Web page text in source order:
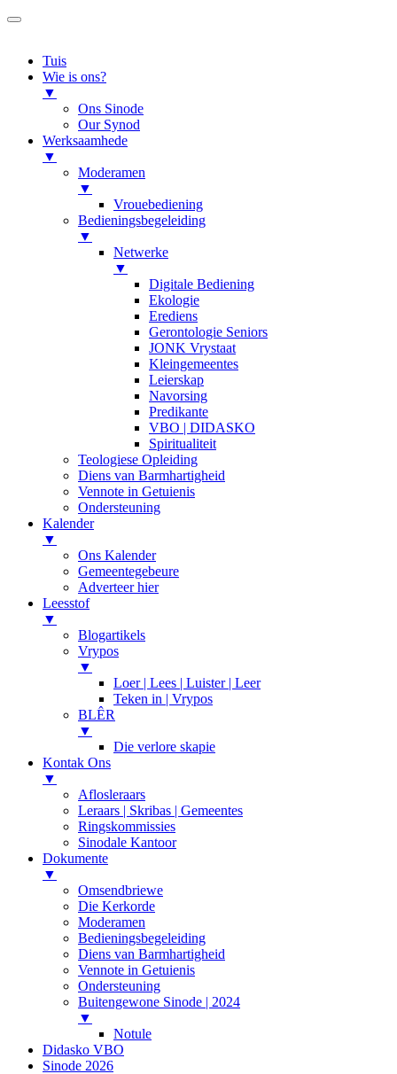
Tuis
Wie is ons?
▼
Ons Sinode
Our Synod
Werksaamhede
▼
Moderamen
▼
Vrouebediening
Bedieningsbegeleiding
▼
Netwerke
▼
Digitale Bediening
Ekologie
Erediens
Gerontologie Seniors
JONK Vrystaat
Kleingemeentes
Leierskap
Navorsing
Predikante
VBO | DIDASKO
Spiritualiteit
Teologiese Opleiding
Diens van Barmhartigheid
Vennote in Getuienis
Ondersteuning
Kalender
▼
Ons Kalender
Gemeentegebeure
Adverteer hier
Leesstof
▼
Blogartikels
Vrypos
▼
Loer | Lees | Luister | Leer
Teken in | Vrypos
BLÊR
▼
Die verlore skapie
Kontak Ons
▼
Aflosleraars
Leraars | Skribas | Gemeentes
Ringskommissies
Sinodale Kantoor
Dokumente
▼
Omsendbriewe
Die Kerkorde
Moderamen
Bedieningsbegeleiding
Diens van Barmhartigheid
Vennote in Getuienis
Ondersteuning
Buitengewone Sinode | 2024
▼
Notule
Didasko VBO
Sinode 2026